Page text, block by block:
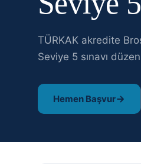
TÜRKAK akredite
Seviye 5 sınavı
Hemen Başvur